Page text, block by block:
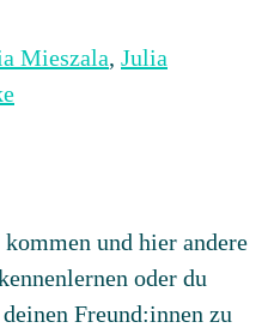
Mieszala, Julia
und hier andere
oder du
Freund:innen zu